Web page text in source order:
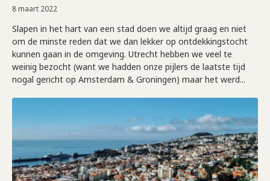
8 maart 2022
Slapen in het hart van een stad doen we altijd graag en niet
om de minste reden dat we dan lekker op ontdekkingstocht
kunnen gaan in de omgeving. Utrecht hebben we veel te
weinig bezocht (want we hadden onze pijlers de laatste tijd
nogal gericht op Amsterdam & Groningen) maar het werd...